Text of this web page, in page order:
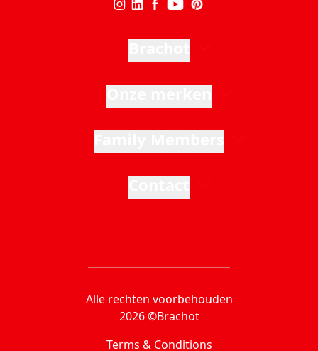
Alle rechten voorbehouden
2026 ©Brachot
Terms & Conditions